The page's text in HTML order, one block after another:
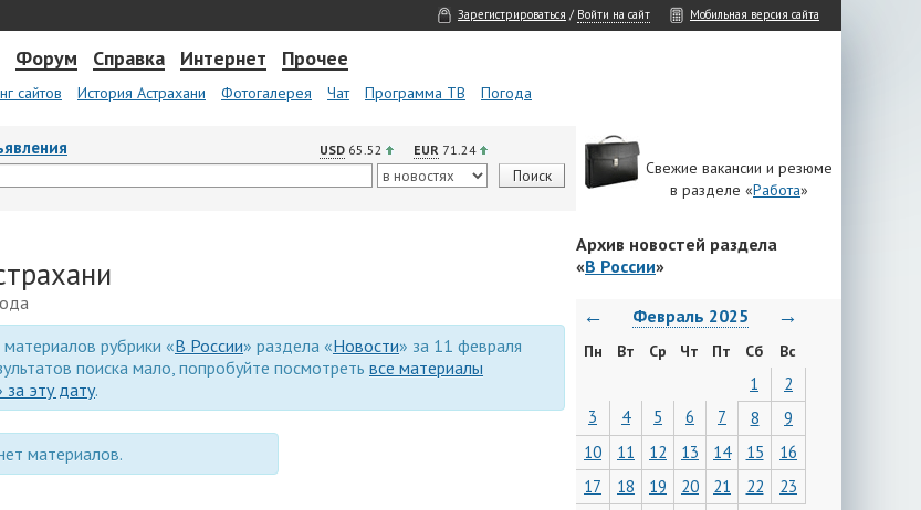
Зарегистрироваться / Войти на сайт Мобильная версия сайта
Форум Справка Интернет Прочее
сайтов История Астрахани Фотогалерея Чат Программа ТВ Погода
USD 65.52 EUR 71.24
Свежие вакансии и резюме
в разделе «Работа»
рубрики «В России» раздела «Новости» за 11 февраля
поиска мало, попробуйте посмотреть все материалы
эту дату.
материалов.
Архив новостей раздела
«В России»
← Февраль 2025 →
Пн Вт Ср Чт Пт Сб Вс
1
2
3
4 5 6 7 8
9
10
11 12 13 14 15
16
17
18 19 20 21 22
23